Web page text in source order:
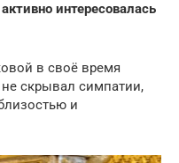
интересовалась
в своё время
не скрывал симпатии,
и